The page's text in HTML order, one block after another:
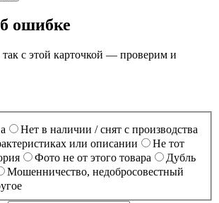
ошибке
так с этой карточкой — проверим и
Нет в наличии / снят с производства
или описании
Не тот
Фото не от этого товара
Дубль
Мошенничество, недобросовестный